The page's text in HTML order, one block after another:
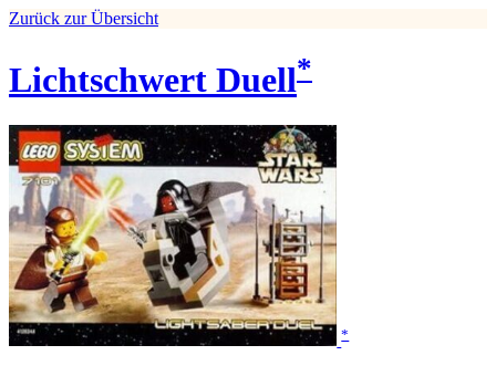
Zurück zur Übersicht
Lichtschwert Duell*
*